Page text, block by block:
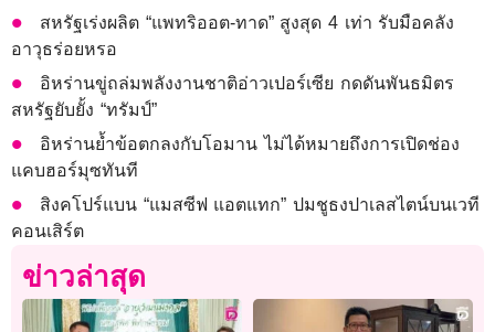
สหรัฐเร่งผลิต “แพทริออต-ทาด” สูงสุด 4 เท่า รับมือคลัง
อาวุธร่อยหรอ
อิหร่านขู่ถล่มพลังงานชาติอ่าวเปอร์เซีย กดดันพันธมิตร
สหรัฐยับยั้ง “ทรัมป์”
อิหร่านย้ำข้อตกลงกับโอมาน ไม่ได้หมายถึงการเปิดช่อง
แคบฮอร์มุซทันที
สิงคโปร์แบน “แมสซีฟ แอตแทก” ปมชูธงปาเลสไตน์บนเวที
คอนเสิร์ต
ข่าวล่าสุด